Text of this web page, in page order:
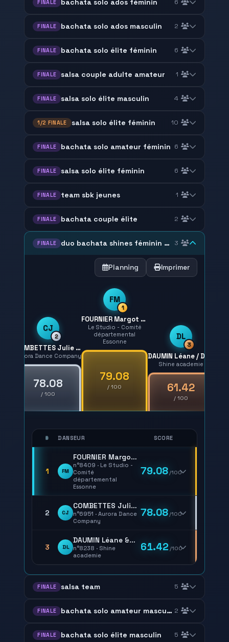
FINALE bachata solo ados féminin 6
FINALE bachata solo ados masculin 2
FINALE bachata solo élite féminin 6
FINALE salsa couple adulte amateur 1
FINALE salsa solo élite masculin 4
1/2 FINALE salsa solo élite féminin 10
FINALE bachata solo amateur féminin 6
FINALE salsa solo élite féminin 6
FINALE team sbk jeunes 1
FINALE bachata couple élite 2
FINALE duo bachata shines féminin ados adulte 3
Planning Imprimer
CJ
2
COMBETTES Julie / RUSCITTO Georgia
Aurora Dance Company
78.08
/ 100
FM
1
FOURNIER Margot / BARDIN Solène
Le Studio - Comité
départemental
Essonne
79.08
/ 100
DL
3
Shine academie
61.42
/ 100
# DANSEUR SCORE
1 FM
FOURNIER Margot & BARDIN Solène
n°8409 · Le Studio -
Comité
départemental
Essonne
79.08/100
2 CJ
COMBETTES Julie & RUSCITTO Georgia
n°6951 · Aurora Dance
Company
78.08/100
3 DL
DAUMIN Léane & DAUMIN Magdalena
n°8238 · Shine
academie
61.42 /100
FINALE salsa team 5
FINALE bachata solo amateur masculin 2
FINALE bachata solo élite masculin 5